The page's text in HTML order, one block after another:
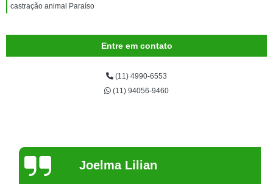
castração animal Paraíso
Entre em contato
(11) 4990-6553
(11) 94056-9460
Joelma Lilian